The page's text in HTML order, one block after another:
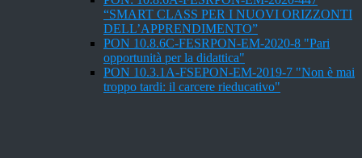
“SMART CLASS PER I NUOVI ORIZZONTI
DELL’APPRENDIMENTO”
PON 10.8.6C-FESRPON-EM-2020-8 "Pari
opportunità per la didattica"
PON 10.3.1A-FSEPON-EM-2019-7 "Non è mai
troppo tardi: il carcere rieducativo"